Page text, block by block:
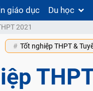
giáo dục Du học
2021
Tốt nghiệp THPT &